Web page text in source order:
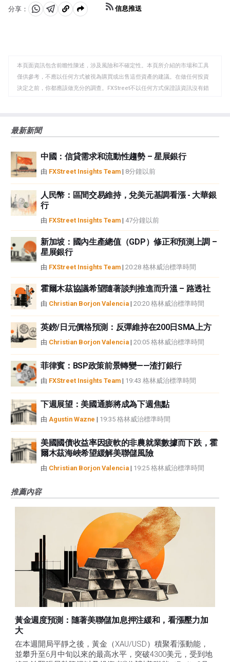
分享：
分 分 複
板
信息推送
本頁面資訊包含前瞻性陳述，涉及風險和不確定性。本頁所介紹的市場和工具
僅供參考，不應以任何方式被視為購買或出售這些資產的建議。在做任何投資
決定之前，你都應該做充分的調查。FXStreet不以任何方式保證該資訊沒有錯
觀點，並不代表FXStreet或其廣告商的官方政策或立場。作者不對本頁連結的
如果文章正文中沒有明確提到，在撰寫本文時，作者在本文中提到的任何股票
中都沒有頭寸，也沒有與文中提到的任何公司有業務關係。除了FXStreet，作
者沒有收到撰寫這篇文章的報酬。
FXStreet和作者不提供個性化的建議。作者對該資訊的準確性、完整性或適用
性不作任何陳述。FXStreet和作者將不承擔任何錯誤，遺漏或任何損失，傷害
或損害由此資訊及其顯示或使用引起的。錯誤和遺漏除外。本文作者和
FXStreet並非註冊投資顧問，本文內容無意提供任何投資建議。
最新新聞
中國：信貸需求和流動性趨勢 – 星展銀行
由 FXStreet Insights Team | 8分鐘以前
人民幣：區間交易維持，兌美元基調看漲 - 大華銀
行
由 FXStreet Insights Team | 47分鐘以前
新加坡：國內生產總值（GDP）修正和預測上調 –
星展銀行
由 FXStreet Insights Team | 20:28 格林威治標準時間
霍爾木茲協議希望隨著談判推進而升溫 – 路透社
由 Christian Borjon Valencia | 20:20 格林威治標準時間
英鎊/日元價格預測：反彈維持在200日SMA上方
由 Christian Borjon Valencia | 20:05 格林威治標準時間
菲律賓：BSP政策前景轉變——渣打銀行
由 FXStreet Insights Team | 19:43 格林威治標準時間
下週展望：美國通膨將成為下週焦點
由 Agustin Wazne | 19:35 格林威治標準時間
美國國債收益率因疲軟的非農就業數據而下跌，霍
爾木茲海峽希望緩解美聯儲風險
由 Christian Borjon Valencia | 19:25 格林威治標準時間
推薦內容
黃金週度預測：隨著美聯儲加息押注緩和，看漲壓力加
大
在本週開局平靜之後，黃金（XAU/USD）積聚看漲動能，
並攀升至6月中旬以來的最高水平，突破4300美元，受到地